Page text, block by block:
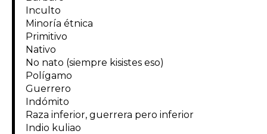
Inculto
Minoría étnica
Primitivo
Nativo
No nato (siempre kisistes eso)
Polígamo
Guerrero
Indómito
Raza inferior, guerrera pero inferior
Indio kuliao